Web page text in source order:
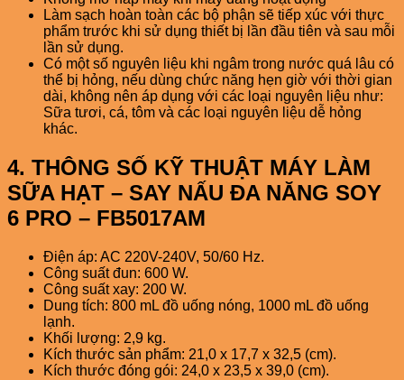
Làm sạch hoàn toàn các bộ phận sẽ tiếp xúc với thực
phẩm trước khi sử dụng thiết bị lần đầu tiên và sau mỗi
lần sử dụng.
Có một số nguyên liệu khi ngâm trong nước quá lâu có
thể bị hỏng, nếu dùng chức năng hẹn giờ với thời gian
dài, không nên áp dụng với các loại nguyên liệu như:
Sữa tươi, cá, tôm và các loại nguyên liệu dễ hỏng
khác.
4. THÔNG SỐ KỸ THUẬT MÁY LÀM
SỮA HẠT – SAY NẤU ĐA NĂNG SOY
6 PRO – FB5017AM
Điện áp: AC 220V-240V, 50/60 Hz.
Công suất đun: 600 W.
Công suất xay: 200 W.
Dung tích: 800 mL đồ uống nóng, 1000 mL đồ uống
lạnh.
Khối lượng: 2,9 kg.
Kích thước sản phẩm: 21,0 x 17,7 x 32,5 (cm).
Kích thước đóng gói: 24,0 x 23,5 x 39,0 (cm).